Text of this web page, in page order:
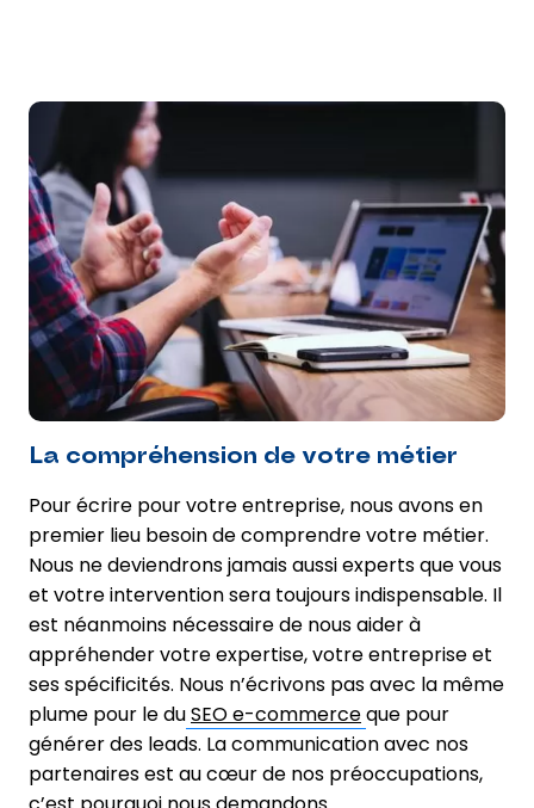
La compréhension de votre métier
Pour écrire pour votre entreprise, nous avons en
premier lieu besoin de comprendre votre métier.
Nous ne deviendrons jamais aussi experts que vous
et votre intervention sera toujours indispensable. Il
est néanmoins nécessaire de nous aider à
appréhender votre expertise, votre entreprise et
ses spécificités. Nous n’écrivons pas avec la même
plume pour le duSEO e-commerceque pour
générer des leads. La communication avec nos
partenaires est au cœur de nos préoccupations,